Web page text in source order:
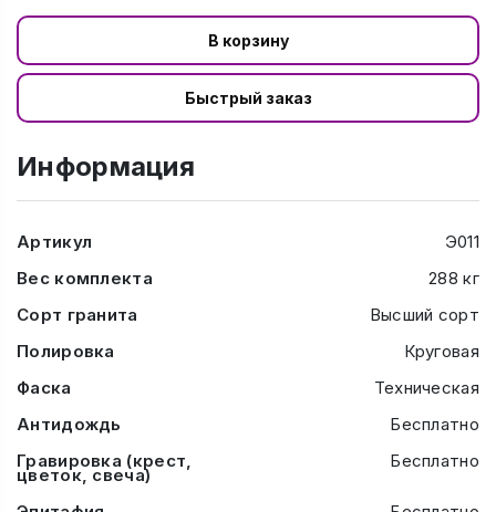
В корзину
Быстрый заказ
Информация
Артикул
Э011
Вес комплекта
288 кг
Сорт гранита
Высший сорт
Полировка
Круговая
Фаска
Техническая
Антидождь
Бесплатно
Гравировка (крест,
цветок, свеча)
Бесплатно